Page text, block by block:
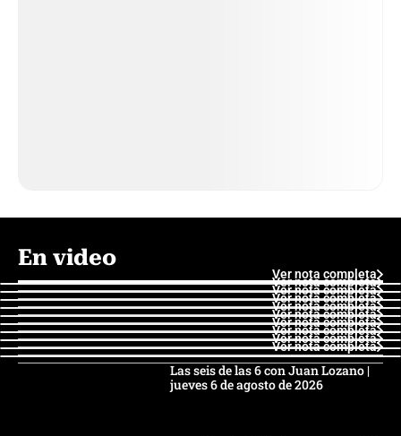
En video
Ver nota completa
Ver nota completa
Ver nota completa
Ver nota completa
Ver nota completa
Ver nota completa
Ver nota completa
Ver nota completa
Ver nota completa
Ver nota completa
Las seis de las 6 con Juan Lozano |
jueves 6 de agosto de 2026